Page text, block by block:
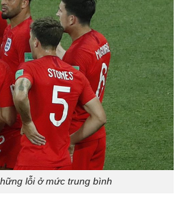
lỗi ở mức trung bình